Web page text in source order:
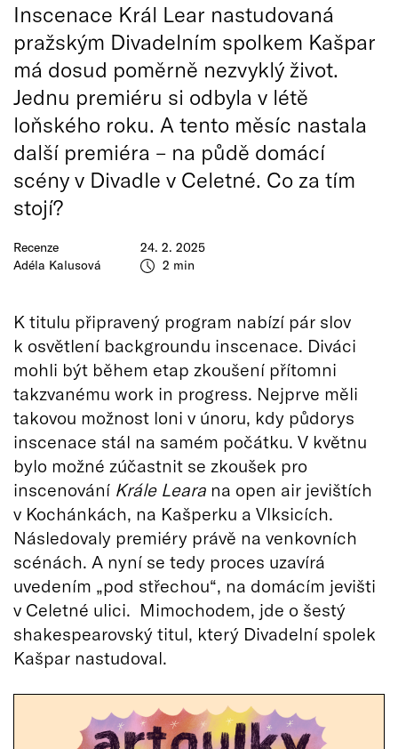
Recenze
Adéla Kalusová
24. 2. 2025
2 min
Inscenace Král Lear nastudovaná
pražským Divadelním spolkem Kašpar
má dosud poměrně nezvyklý život.
Jednu premiéru si odbyla v létě
loňského roku. A tento měsíc nastala
další premiéra – na půdě domácí
scény v Divadle v Celetné. Co za tím
stojí?
K titulu připravený program nabízí pár slov
k osvětlení backgroundu inscenace. Diváci
mohli být během etap zkoušení přítomni
takzvanému work in progress. Nejprve měli
takovou možnost loni v únoru, kdy půdorys
inscenace stál na samém počátku. V květnu
bylo možné zúčastnit se zkoušek pro
inscenování Krále Leara na open air jevištích
v Kochánkách, na Kašperku a Vlksicích.
Následovaly premiéry právě na venkovních
scénách. A nyní se tedy proces uzavírá
uvedením „pod střechou“, na domácím jevišti
v Celetné ulici. Mimochodem, jde o šestý
shakespearovský titul, který Divadelní spolek
Kašpar nastudoval.